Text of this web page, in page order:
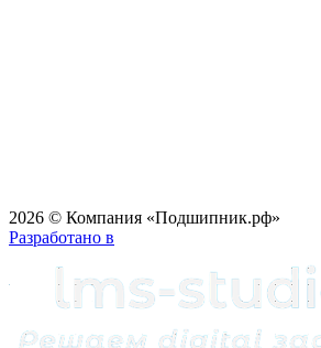
2026 © Компания «Подшипник.рф»
Разработано в